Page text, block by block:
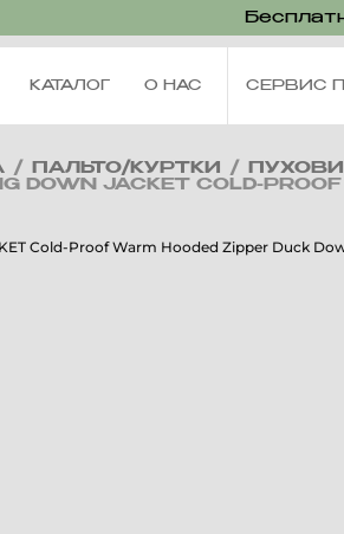
КАТАЛОГ О НАС СЕРВИС
/ ПАЛЬТО/КУРТКИ /
DOWN JACKET COLD-